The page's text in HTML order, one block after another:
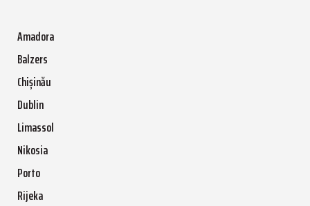
Amadora
Balzers
Chișinău
Dublin
Limassol
Nikosia
Porto
Rijeka